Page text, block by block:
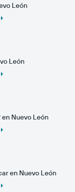
León
León
en Nuevo León
en Nuevo León